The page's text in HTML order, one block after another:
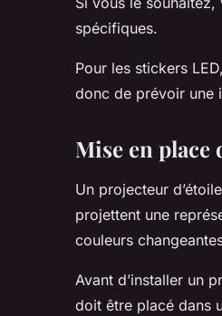
spécifiques.
Pour les stickers
donc de prévoir une
Mise en place
Un projecteur
projettent une
couleurs
Avant d’installer un
doit être placé dans